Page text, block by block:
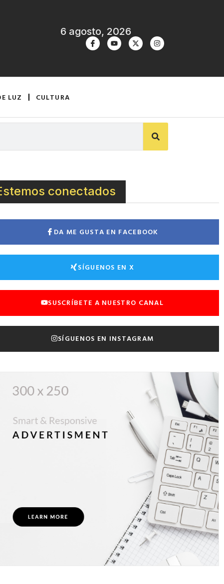
6 agosto, 2026
LUZ CULTURA
conectados
DA ME GUSTA EN FACEBOOK
SÍGUENOS EN X
SUSCRÍBETE A NUESTRO CANAL
SÍGUENOS EN INSTAGRAM